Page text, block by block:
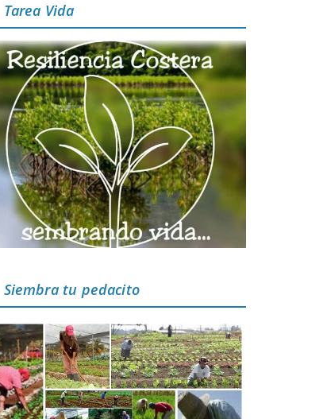
Tarea Vida
Siembra tu pedacito